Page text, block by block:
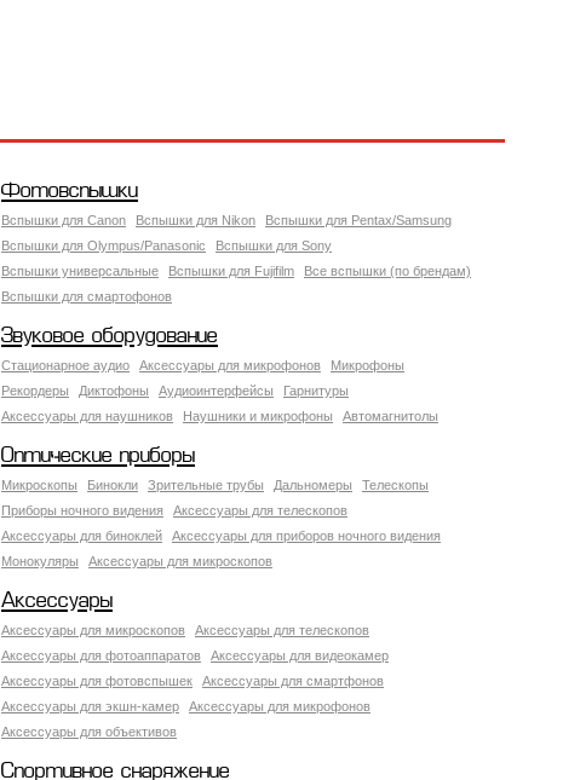
Фотовспышки
Вспышки для Canon Вспышки для Nikon
Вспышки для Pentax/Samsung
Вспышки для Olympus/Panasonic
Вспышки для Sony
Вспышки универсальные
Вспышки для Fujifilm
Все вспышки (по брендам)
Вспышки для смартофонов
Звуковое оборудование
Стационарное аудио Аксессуары для микрофонов
Микрофоны
Рекордеры
Диктофоны Аудиоинтерфейсы
Гарнитуры
Аксессуары для наушников
Наушники и микрофоны Автомагнитолы
Оптические приборы
Микроскопы Бинокли Зрительные трубы Дальномеры
Телескопы
Приборы ночного видения
Аксессуары для телескопов
Аксессуары для биноклей
Аксессуары для приборов ночного видения
Монокуляры
Аксессуары для микроскопов
Аксессуары
Аксессуары для микроскопов
Аксессуары для телескопов
Аксессуары для фотоаппаратов
Аксессуары для видеокамер
Аксессуары для фотовспышек
Аксессуары для смартфонов
Аксессуары для экшн-камер
Аксессуары для микрофонов
Аксессуары для объективов
Спортивное снаряжение